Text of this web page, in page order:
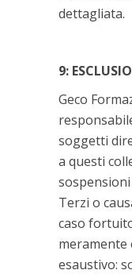
dettagliata.
9:
Geco
soggetti
a questi
Terzi o
caso
meramente
esaustivo: